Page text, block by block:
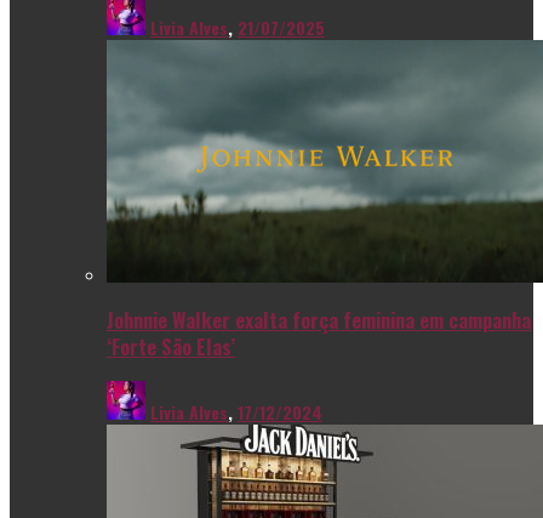
Livia Alves, 21/07/2025
Johnnie Walker exalta força feminina em campanha
‘Forte São Elas’
Livia Alves,17/12/2024